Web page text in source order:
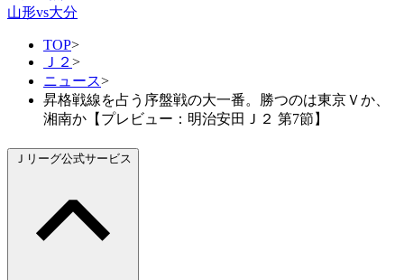
山形vs大分
TOP>
Ｊ２ >
ニュース>
昇格戦線を占う序盤戦の大一番。勝つのは東京Ｖか、
湘南か【プレビュー：明治安田Ｊ２ 第7節】
Ｊリーグ公式サービス